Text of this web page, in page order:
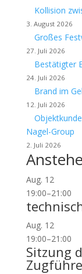
Kollision
3. August 2026
Großes
27. Juli 2026
Bestätigter
24. Juli 2026
Brand im
12. Juli 2026
Nagel-Group
2. Juli 2026
Aug. 12
19:00–21:00
Aug. 12
19:00–21:00
Sitzung